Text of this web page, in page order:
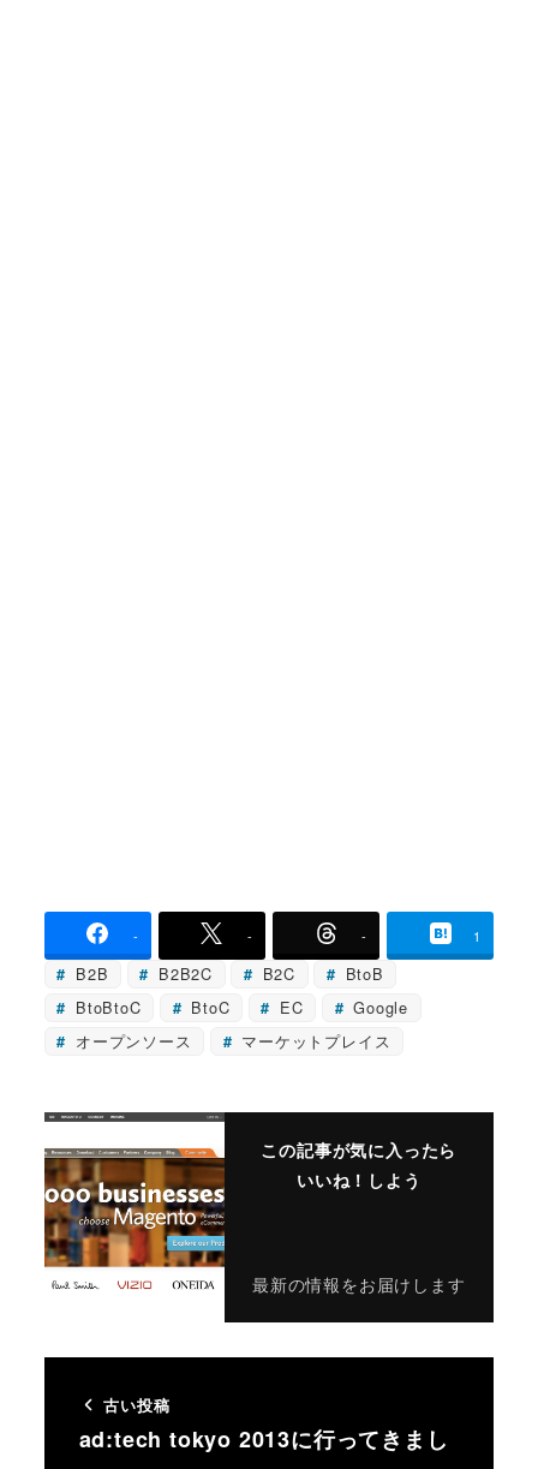
- - - 1
B2B B2B2C B2C
BtoB
BtoBtoC
BtoC EC
Google
オープンソース
マーケットプレイス
この記事が気に入ったら
いいね！しよう
最新の情報をお届けします
古い投稿
ad:tech tokyo 2013に行ってきまし